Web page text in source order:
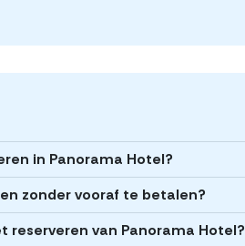
in Panorama Hotel?
zonder vooraf te betalen?
reserveren van Panorama Hotel?